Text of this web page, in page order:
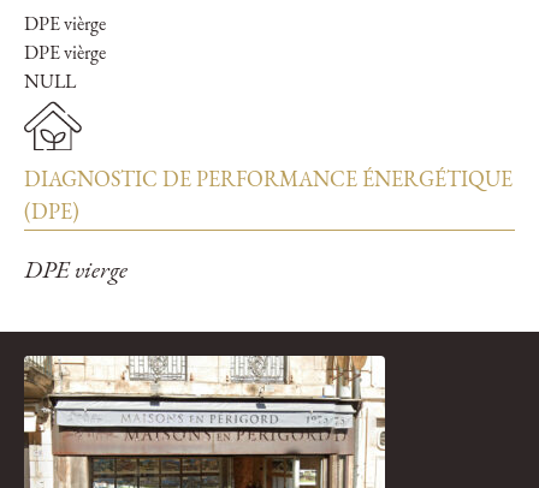
DPE vièrge
DPE vièrge
NULL
DIAGNOSTIC DE PERFORMANCE ÉNERGÉTIQUE
(DPE)
DPE vierge